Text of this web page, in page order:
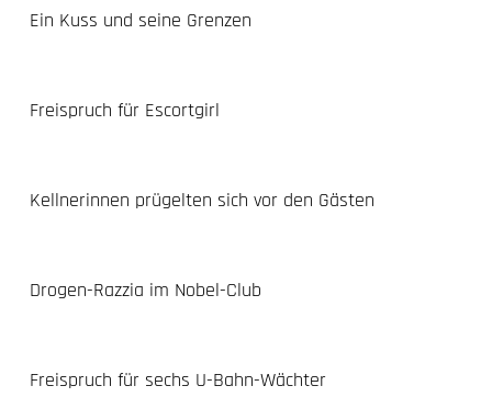
Ein Kuss und seine Grenzen
Freispruch für Escortgirl
Kellnerinnen prügelten sich vor den Gästen
Drogen-Razzia im Nobel-Club
Freispruch für sechs U-Bahn-Wächter